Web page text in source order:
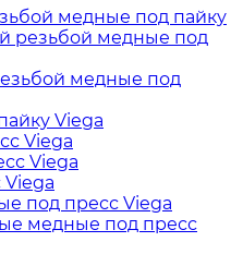
медные под пайку
резьбой медные под
медные под
Viega
Viega
Viega
под пресс Viega
медные под пресс